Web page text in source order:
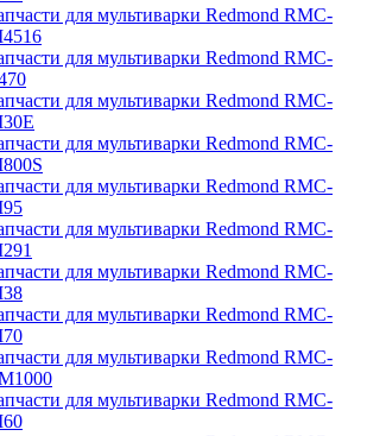
для мультиварки Redmond RMC-
для мультиварки Redmond RMC-
для мультиварки Redmond RMC-
для мультиварки Redmond RMC-
для мультиварки Redmond RMC-
для мультиварки Redmond RMC-
для мультиварки Redmond RMC-
для мультиварки Redmond RMC-
для мультиварки Redmond RMC-
для мультиварки Redmond RMC-